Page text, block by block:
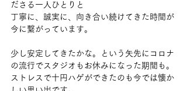
ださる一人ひとりと
丁寧に、誠実に、向き合い続けてきた時間が
今に繋がっています。
少し安定してきたかな。という矢先にコロナ
の流行でスタジオもお休みになった期間も。
ストレスで十円ハゲができたのも今では懐か